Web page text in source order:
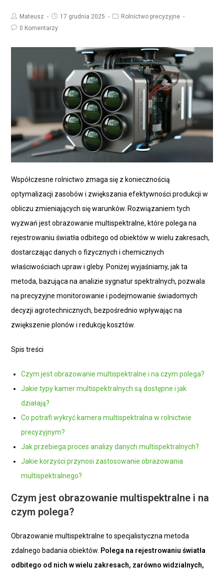
Mateusz 17 grudnia 2025
Rolnictwo precyzyjne
0 Komentarzy
Współczesne rolnictwo zmaga się z koniecznością
optymalizacji zasobów i zwiększania efektywności produkcji w
obliczu zmieniających się warunków. Rozwiązaniem tych
wyzwań jest obrazowanie multispektralne, które polega na
rejestrowaniu światła odbitego od obiektów w wielu zakresach,
dostarczając danych o fizycznych i chemicznych
właściwościach upraw i gleby. Poniżej wyjaśniamy, jak ta
metoda, bazująca na analizie sygnatur spektralnych, pozwala
na precyzyjne monitorowanie i podejmowanie świadomych
decyzji agrotechnicznych, bezpośrednio wpływając na
zwiększenie plonów i redukcję kosztów.
Spis treści
Czym jest obrazowanie multispektralne i na czym polega?
Jakie typy kamer multispektralnych są dostępne i jak
działają?
Co potrafi wykryć kamera multispektralna w rolnictwie
precyzyjnym?
Jak przebiega proces analizy danych multispektralnych?
Jakie korzyści przynosi zastosowanie obrazowania
multispektralnego?
Czym jest obrazowanie multispektralne i na
czym polega?
Obrazowanie multispektralne to specjalistyczna metoda
zdalnego badania obiektów. Polega na rejestrowaniu światła
odbitego od nich w wielu zakresach, zarówno widzialnych,